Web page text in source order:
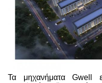
Τα μηχανήματα Gwell